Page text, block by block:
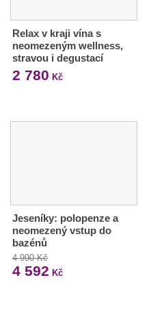
Relax v kraji vína s
neomezeným wellness,
stravou i degustací
2 780 Kč
Jeseníky: polopenze a
neomezený vstup do
bazénů
4 990 Kč
4 592 Kč